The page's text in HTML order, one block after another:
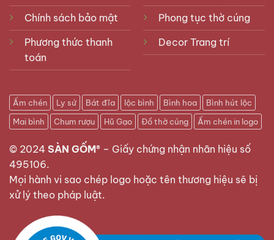
Chính sách bảo mật
Phương thức thanh
toán
Phong tục thờ cúng
Decor Trang trí
Ấm chén Ly sứ Bát đĩa lộc bình Bình hoa
Bình hút lộc
Mai bình
Chum rượu Hũ Gạo Đồ thờ cúng Ấm chén in logo
© 2024 SÀN GỐM® – Giấy chứng nhận nhãn hiệu số
495106.
Mọi hành vi sao chép logo hoặc tên thương hiệu sẽ bị
xử lý theo pháp luật.